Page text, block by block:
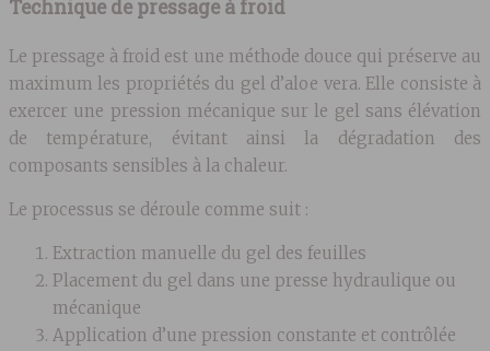
Technique de pressage à froid
Le pressage à froid est une méthode douce qui préserve au
maximum les propriétés du gel d’aloe vera. Elle consiste à
exercer une pression mécanique sur le gel sans élévation
de température, évitant ainsi la dégradation des
composants sensibles à la chaleur.
Le processus se déroule comme suit :
Extraction manuelle du gel des feuilles
Placement du gel dans une presse hydraulique ou
mécanique
Application d’une pression constante et contrôlée